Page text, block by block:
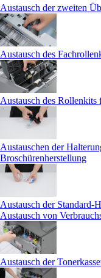
Austausch der zweiten
Austausch des
Austausch des
Austauschen der
Broschürenherstellung
Austausch der Standard-
Austausch von
Austausch der